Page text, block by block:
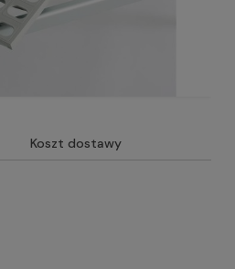
Koszt dostawy